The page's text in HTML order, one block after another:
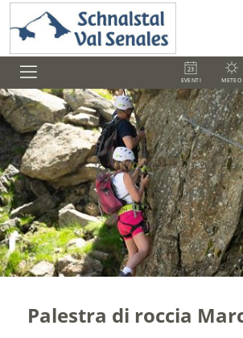
EVENTI METEO
Palestra di roccia